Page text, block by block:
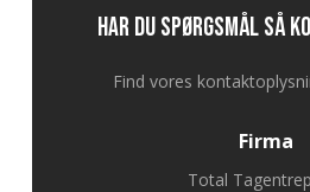
Har du spørgsmål så
Find vores
Firma
Total